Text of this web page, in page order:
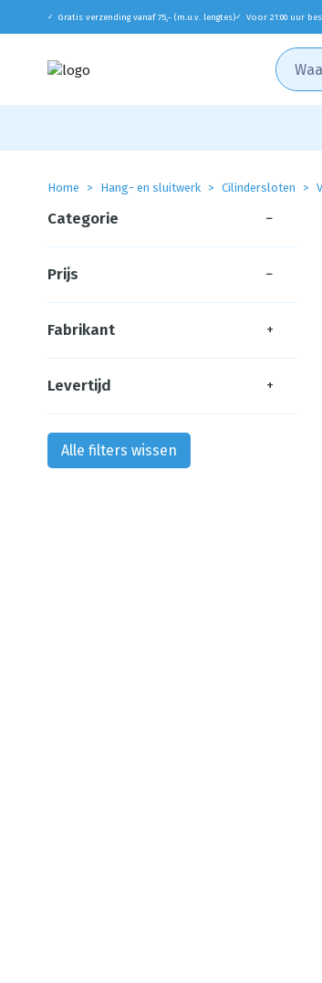
✓ Gratis verzending vanaf 75,- (m.u.v. lengtes)✓ Voor 21:00 uur
Home Hang- en sluitwerk Cilindersloten
Categorie −
Prijs −
Fabrikant +
Levertijd +
Alle filters wissen